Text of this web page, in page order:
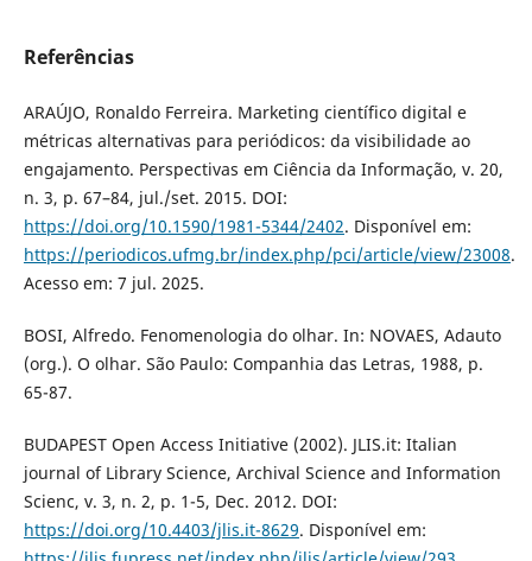
Referências
ARAÚJO, Ronaldo Ferreira. Marketing científico digital e
métricas alternativas para periódicos: da visibilidade ao
engajamento. Perspectivas em Ciência da Informação, v. 20,
n. 3, p. 67–84, jul./set. 2015. DOI:
https://doi.org/10.1590/1981-5344/2402. Disponível em:
https://periodicos.ufmg.br/index.php/pci/article/view/23008.
Acesso em: 7 jul. 2025.
BOSI, Alfredo. Fenomenologia do olhar. In: NOVAES, Adauto
(org.). O olhar. São Paulo: Companhia das Letras, 1988, p.
65-87.
BUDAPEST Open Access Initiative (2002). JLIS.it: Italian
journal of Library Science, Archival Science and Information
Scienc, v. 3, n. 2, p. 1-5, Dec. 2012. DOI:
https://doi.org/10.4403/jlis.it-8629. Disponível em: